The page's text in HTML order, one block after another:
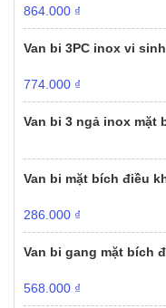
864.000 ₫
Van bi 3PC inox vi
774.000 ₫
Van bi 3 ngả inox mặt
Van bi mặt bích điều
286.000 ₫
Van bi gang mặt bích
568.000 ₫